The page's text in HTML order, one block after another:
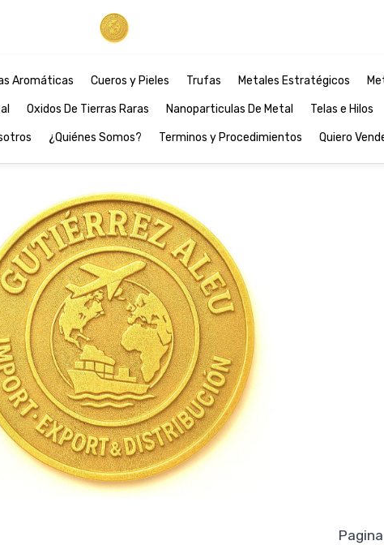
Aromáticas Cueros y Pieles Trufas Metales Estratégicos
Oxidos De Tierras Raras Nanoparticulas De Metal Telas e Hilos
¿Quiénes Somos? Terminos y Procedimientos Quiero